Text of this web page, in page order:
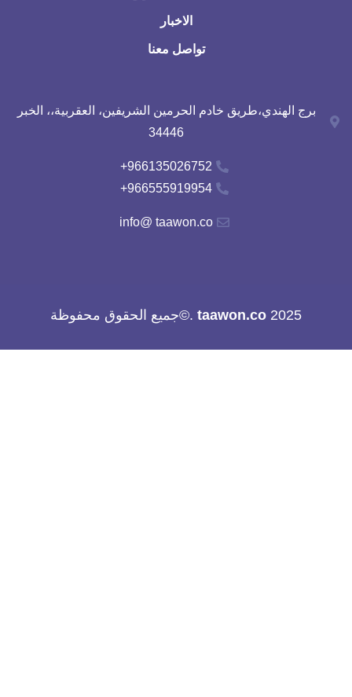
الاخبار
تواصل معنا
برج الهندي،طريق خادم الحرمين الشريفين، العقربية،، الخبر
34446
966135026752+
966555919954+
info@ taawon.co
2025
taawon.co.©جميع الحقوق محفوظة